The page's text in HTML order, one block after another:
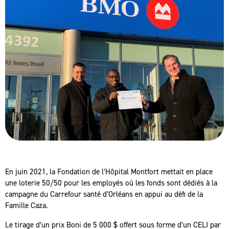
En juin 2021, la Fondation de l’Hôpital Montfort mettait en place
une loterie 50/50 pour les employés où les fonds sont dédiés à la
campagne du Carrefour santé d’Orléans en appui au défi de la
Famille Caza.
Le tirage d’un prix Boni de 5 000 $ offert sous forme d’un CELI par